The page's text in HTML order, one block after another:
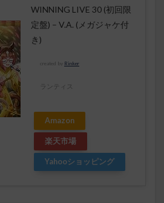
WINNING LIVE 30 (初回限
定盤) – V.A. (メガジャケ付
き)
created by Rinker
ランティス
Amazon
楽天市場
Yahooショッピング